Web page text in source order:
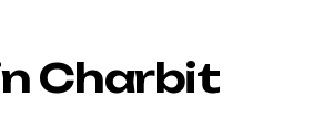
Charbit